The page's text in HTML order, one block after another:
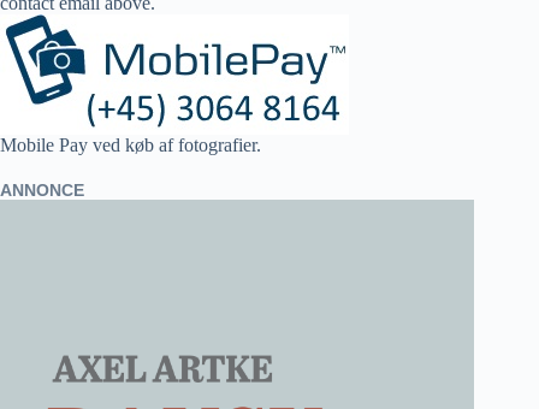
Mobile Pay ved køb af fotografier.
ANNONCE